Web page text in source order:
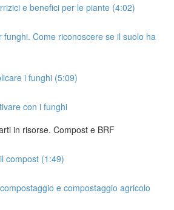
e benefici per le piante (4:02)
funghi. Come riconoscere se il suolo ha
i funghi (5:09)
con i funghi
in risorse. Compost e BRF
compost (1:49)
e compostaggio agricolo